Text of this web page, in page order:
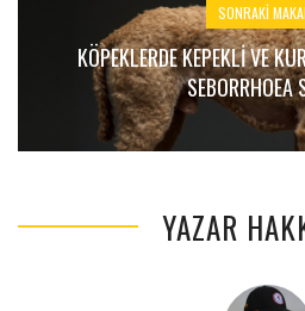
SONRAKI
KÖPEKLERDE KEPEKLI VE
SEBORRHOEA
YAZAR